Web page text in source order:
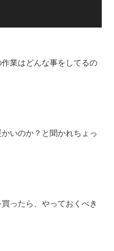
業はどんな事をしてるの
いのか？と聞かれちょっ
ったら、やっておくべき